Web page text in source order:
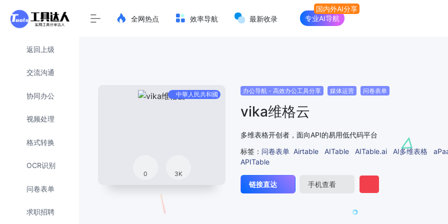
返回上级
交流沟通
协同办公
视频处理
格式转换
OCR识别
问卷表单
求职招聘
全网热点 效率导航 最新收录 专业AI导航
中華人民共和國
0 3K
办公导航 - 高效办公工具分享 媒体运营 问卷表单
vika维格云
多维表格开创者，面向API的易用低代码平台
标签： 问卷表单 Airtable AITable AITable.ai AI多维表格
APITable
链接直达 手机查看